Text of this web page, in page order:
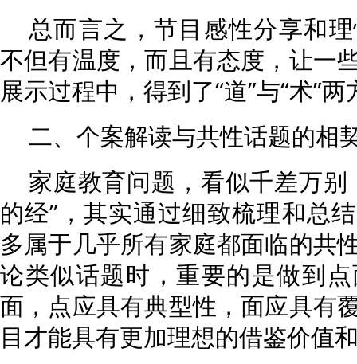
总而言之，节目感性分享和
不但有温度，而且有态度，让一
展示过程中，得到了“道”与“术”
二、个案解读与共性话题的相
家庭教育问题，看似千差万
的经”，其实通过细致梳理和总
多属于几乎所有家庭都面临的共
论类似话题时，重要的是做到
面，点应具有典型性，面应具有
目才能具有更加理想的借鉴价值